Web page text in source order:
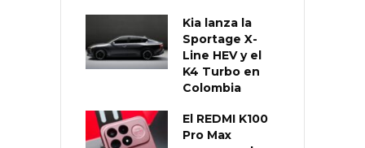
Kia lanza la
Sportage X-
Line HEV y el
K4 Turbo en
Colombia
El REDMI K100
Pro Max